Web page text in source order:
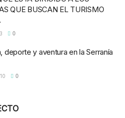
QUE BUSCAN EL TURISMO
0
deporte y aventura en la Serranía
0